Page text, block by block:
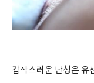
갑작스러운 난청은 유